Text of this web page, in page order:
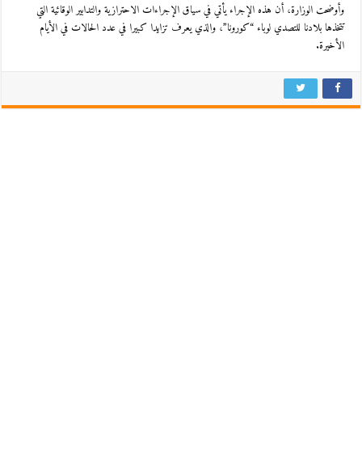
وأوضحت الوزارة، أن هذه الإجراء يأتي في سياق الإجراءات الاحترازية والتدابير الوقائية التي
تتخذها بلادنا للتصدي لوباء “كورونا”، والذي يعرف تزايدا كبيرا في عدد الحالات في الأيام
الأخيرة.